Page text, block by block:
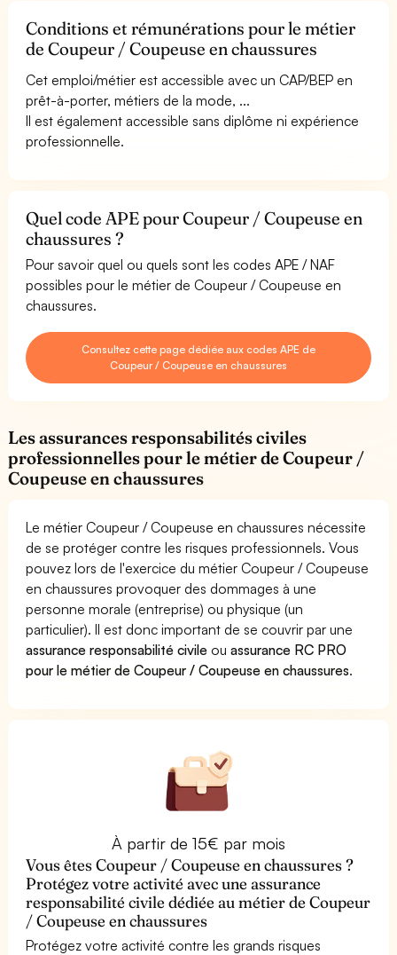
Conditions et rémunérations pour le métier
de Coupeur / Coupeuse en chaussures
Cet emploi/métier est accessible avec un CAP/BEP en
prêt-à-porter, métiers de la mode, ...
Il est également accessible sans diplôme ni expérience
professionnelle.
Quel code APE pour Coupeur / Coupeuse en
chaussures ?
Pour savoir quel ou quels sont les codes APE / NAF
possibles pour le métier de Coupeur / Coupeuse en
chaussures.
Consultez cette page dédiée aux codes APE de
Coupeur / Coupeuse en chaussures
Les assurances responsabilités civiles
professionnelles pour le métier de Coupeur /
Coupeuse en chaussures
Le métier Coupeur / Coupeuse en chaussures nécessite
de se protéger contre les risques professionnels. Vous
pouvez lors de l'exercice du métier Coupeur / Coupeuse
en chaussures provoquer des dommages à une
personne morale (entreprise) ou physique (un
particulier). Il est donc important de se couvrir par une
assurance responsabilité civile ouassurance RC PRO
pour le métier de Coupeur / Coupeuse en chaussures.
À partir de 15€ par mois
Vous êtes Coupeur / Coupeuse en chaussures ?
Protégez votre activité avec une assurance
responsabilité civile dédiée au métier de Coupeur
/ Coupeuse en chaussures
Protégez votre activité contre les grands risques